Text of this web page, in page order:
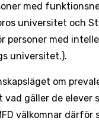
med
universitet och
personer med
universitet.).
om
gäller de elever
välkomnar